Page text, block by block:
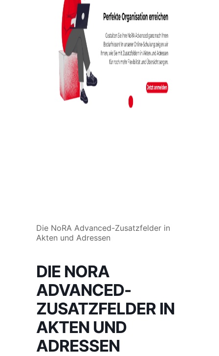
Die NoRA Advanced-Zusatzfelder in
Akten und Adressen
DIE NORA
ADVANCED-
ZUSATZFELDER IN
AKTEN UND
ADRESSEN